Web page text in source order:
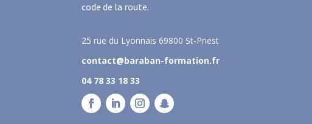
code de la route.
25 rue du Lyonnais 69800 St-Priest
contact@baraban-formation.fr
04 78 33 18 33